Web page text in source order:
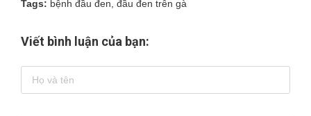
Tags: bệnh đầu đen đầu đen trên gà
Viết bình luận của bạn: